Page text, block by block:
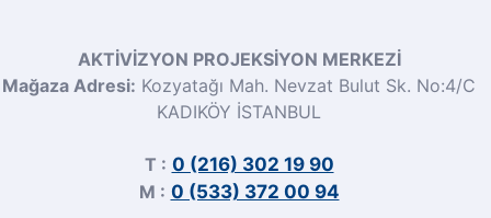
AKTİVİZYON PROJEKSİYON MERKEZİ
Mağaza Adresi: Kozyatağı Mah. Nevzat Bulut Sk. No:4/C
KADIKÖY İSTANBUL
T : 0 (216) 302 19 90
M : 0 (533) 372 00 94